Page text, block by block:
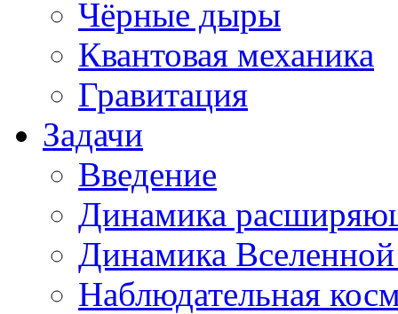
Чёрные дыры
Квантовая механика
Гравитация
Задачи
Введение
Динамика
Динамика
Наблюдательная